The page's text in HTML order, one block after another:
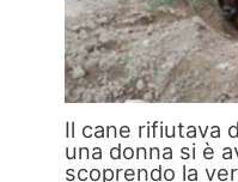
Il cane rifiutava
una donna si è
scoprendo la